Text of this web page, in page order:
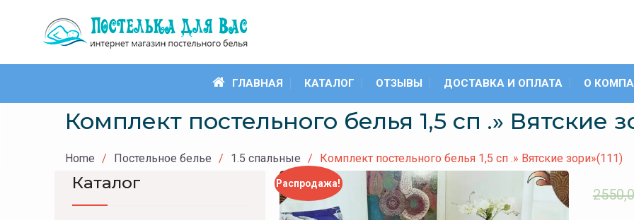
ГЛАВНАЯ КАТАЛОГ ОТЗЫВЫ ДОСТАВКА И ОПЛАТА О
Комплект постельного белья 1,5 сп .» Вятские
Home Постельное белье 1.5 спальные Комплект постельного белья 1,5 сп .» Вятские зори»(111)
Распродажа!
Каталог